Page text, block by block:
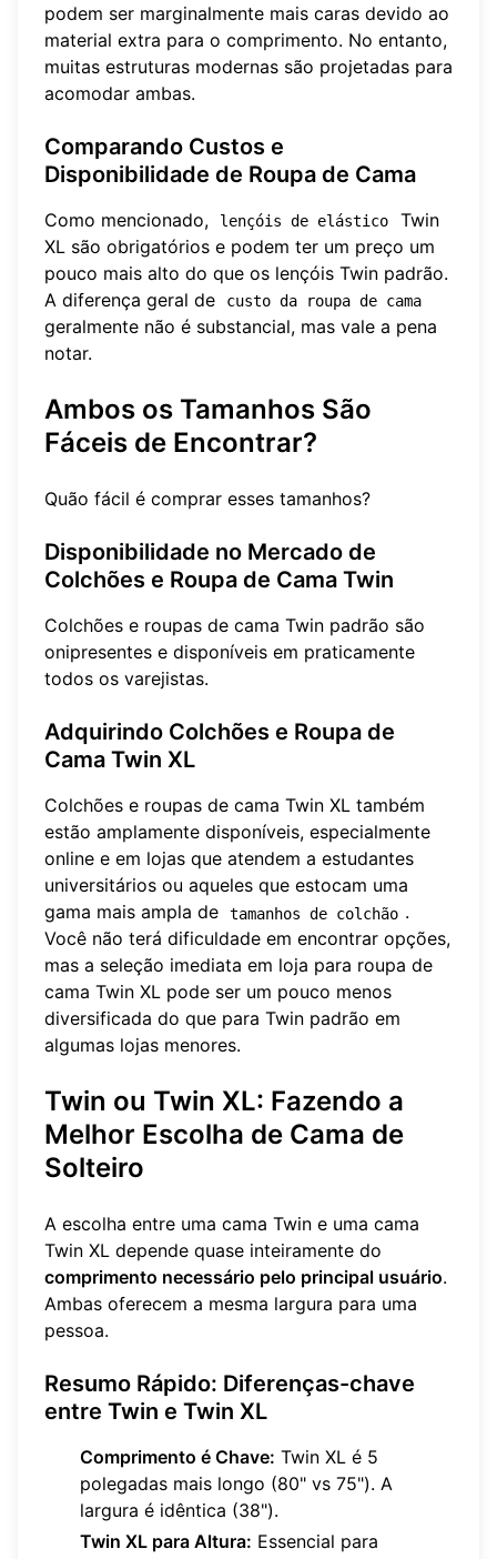
podem ser marginalmente mais caras devido ao
material extra para o comprimento. No entanto,
muitas estruturas modernas são projetadas para
acomodar ambas.
Comparando Custos e
Disponibilidade de Roupa de Cama
Como mencionado, lençóis de elástico
Twin
XL são obrigatórios e podem ter um preço um
pouco mais alto do que os lençóis Twin padrão.
A diferença geral de
custo da roupa de cama
geralmente não é substancial, mas vale a pena
notar.
Ambos os Tamanhos São
Fáceis de Encontrar?
Quão fácil é comprar esses tamanhos?
Disponibilidade no Mercado de
Colchões e Roupa de Cama Twin
Colchões e roupas de cama Twin padrão são
onipresentes e disponíveis em praticamente
todos os varejistas.
Adquirindo Colchões e Roupa de
Cama Twin XL
Colchões e roupas de cama Twin XL também
estão amplamente disponíveis, especialmente
online e em lojas que atendem a estudantes
universitários ou aqueles que estocam uma
gama mais ampla de
tamanhos de colchão .
Você não terá dificuldade em encontrar opções,
mas a seleção imediata em loja para roupa de
cama Twin XL pode ser um pouco menos
diversificada do que para Twin padrão em
algumas lojas menores.
Twin ou Twin XL: Fazendo a
Melhor Escolha de Cama de
Solteiro
A escolha entre uma cama Twin e uma cama
Twin XL depende quase inteiramente do
comprimento necessário pelo principal usuário.
Ambas oferecem a mesma largura para uma
pessoa.
Resumo Rápido: Diferenças-chave
entre Twin e Twin XL
Comprimento é Chave: Twin XL é 5
polegadas mais longo (80" vs 75"). A
largura é idêntica (38").
Twin XL para Altura: Essencial para